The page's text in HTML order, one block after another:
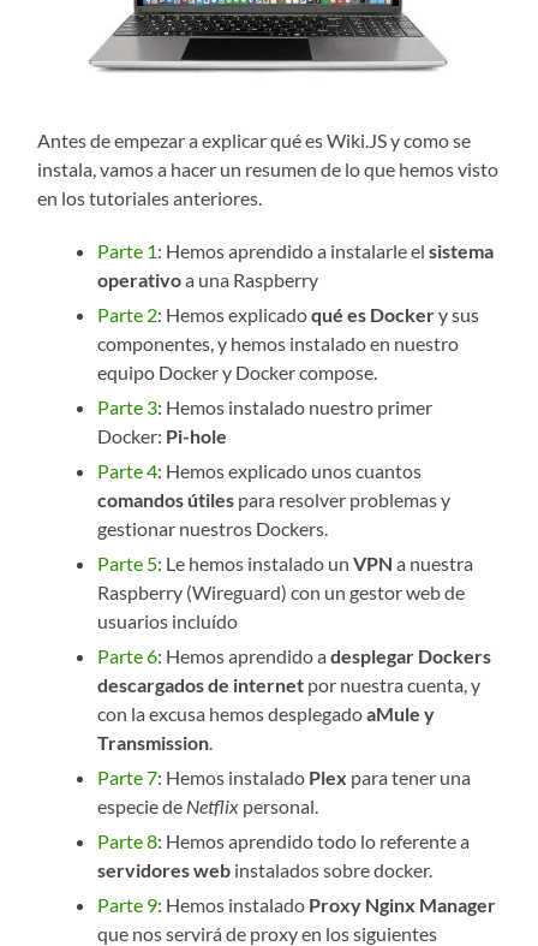
Antes de empezar a explicar qué es Wiki.JS y como se
instala, vamos a hacer un resumen de lo que hemos visto
en los tutoriales anteriores.
Parte 1: Hemos aprendido a instalarle elsistema
operativoa una Raspberry
Parte 2: Hemos explicadoqué es Dockery sus
componentes, y hemos instalado en nuestro
equipo Docker y Docker compose.
Parte 3: Hemos instalado nuestro primer
Docker: Pi-hole
Parte 4: Hemos explicado unos cuantos
comandos útiles para resolver problemas y
gestionar nuestros Dockers.
Parte 5: Le hemos instalado unVPN a nuestra
Raspberry (Wireguard) con un gestor web de
usuarios incluído
Parte 6: Hemos aprendido adesplegar Dockers
descargados de internet por nuestra cuenta, y
con la excusa hemos desplegadoaMule y
Transmission
Parte 7: Hemos instalado Plex para tener una
especie de Netflix personal.
Parte 8: Hemos aprendido todo lo referente a
servidores web instalados sobre docker.
Parte 9: Hemos instalado Proxy Nginx Manager
que nos servirá de proxy en los siguientes